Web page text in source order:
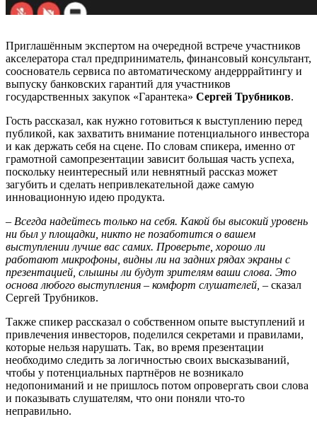
Приглашённым экспертом на очередной встрече участников
акселератора стал предприниматель, финансовый консультант,
сооснователь сервиса по автоматическому андерррайтингу и
выпуску банковских гарантий для участников
государственных закупок «Гарантека» Сергей Трубников.
Гость рассказал, как нужно готовиться к выступлению перед
публикой, как захватить внимание потенциального инвестора
и как держать себя на сцене. По словам спикера, именно от
грамотной самопрезентации зависит большая часть успеха,
поскольку неинтересный или невнятный рассказ может
загубить и сделать непривлекательной даже самую
инновационную идею продукта.
– Всегда надейтесь только на себя. Какой бы высокий уровень
ни был у площадки, никто не позаботится о вашем
выступлении лучше вас самих. Проверьте, хорошо ли
работают микрофоны, видны ли на задних рядах экраны с
презентацией, слышны ли будут зрителям ваши слова. Это
основа любого выступления – комфорт слушателей, – сказал
Сергей Трубников.
Также спикер рассказал о собственном опыте выступлений и
привлечения инвесторов, поделился секретами и правилами,
которые нельзя нарушать. Так, во время презентации
необходимо следить за логичностью своих высказываний,
чтобы у потенциальных партнёров не возникало
недопониманий и не пришлось потом опровергать свои слова
и показывать слушателям, что они поняли что-то
неправильно.